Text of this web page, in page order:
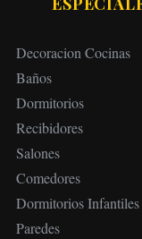
Decoracion Cocinas
Baños
Dormitorios
Recibidores
Salones
Comedores
Dormitorios Infantiles
Paredes